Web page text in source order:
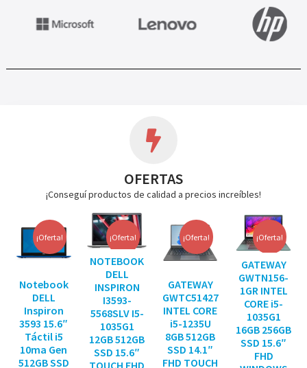
OFERTAS
¡Conseguí productos de calidad a precios increíbles!
¡Oferta!
Notebook
DELL
Inspiron
3593 15.6″
Táctil i5
10ma Gen
512GB SSD
¡Oferta!
NOTEBOOK
DELL
INSPIRON
I3593-
5568SLV I5-
1035G1
12GB 512GB
SSD 15.6″
¡Oferta!
GATEWAY
GWTC51427
INTEL CORE
i5-1235U
8GB 512GB
SSD 14.1″
FHD TOUCH
¡Oferta!
GATEWAY
GWTN156-
1GR INTEL
CORE i5-
1035G1
16GB 256GB
SSD 15.6″
FHD